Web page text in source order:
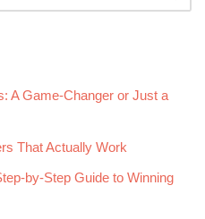
A Game-Changer or Just a
That Actually Work
by-Step Guide to Winning